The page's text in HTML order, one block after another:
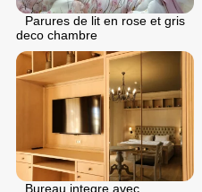
Parures de lit en rose et gris
deco chambre
Bureau integre avec